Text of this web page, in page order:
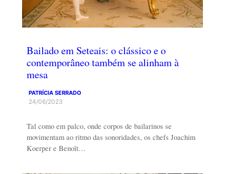
Bailado em Seteais: o clássico e o
contemporâneo também se alinham à
mesa
PATRÍCIA SERRADO
24/06/2023
Tal como em palco, onde corpos de bailarinos se
movimentam ao ritmo das sonoridades, os chefs Joachim
Koerper e Benoît…